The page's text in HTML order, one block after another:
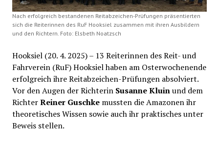
Nach erfolgreich bestandenen Reitabzeichen-Prüfungen präsentierten
sich die Reiterinnen des RuF Hooksiel zusammen mit ihren Ausbildern
und den Richtern. Foto: Elsbeth Noatzsch
Hooksiel (20. 4. 2025) – 13 Reiterinnen des Reit- und
Fahrverein (RuF) Hooksiel haben am Osterwochenende
erfolgreich ihre Reitabzeichen-Prüfungen absolviert.
Vor den Augen der Richterin Susanne Kluinund dem
RichterReiner Guschke mussten die Amazonen ihr
theoretisches Wissen sowie auch ihr praktisches unter
Beweis stellen.